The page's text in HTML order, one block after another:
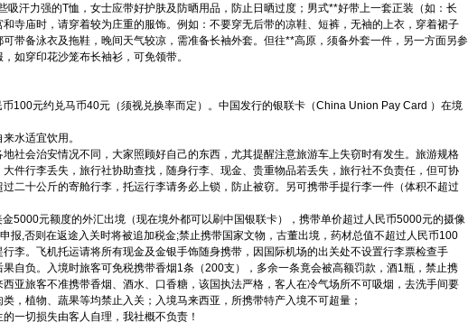
汗力强的T恤，女士应带好护肤及防晒用品，防止日晒过度；男式**好带上一套正装（如：长
寺庙时，请穿着较为庄重的服饰。例如：不要穿无后带的凉鞋、短裤，无袖的上衣，穿着裙子
带备泳衣及拖鞋，晚间天气较凉，需准备长袖外套。但往**高原，须备外套一件，另一方面另参
如穿印花沙笼布长袖衫，可免领带。
100元约兑马币40元（须视兑换率而定）。中国发行的银联卡（China Union Pay Card ）在境
水适宜饮用。
社会治安情况不同，大家照顾好自己的东西，尤其提醒注意旅游车上失窃时有发生。旅游规格
件行李丢失，旅行社协助查找，随身行李、现金、贵重物品若丢失，旅行社不负责任，但可协
二十公斤的寄舱行李，托运行李请务必上锁，防止被窃。另可携带手提行李一件（体积不超过
5000元额度的外汇出境（现在境外都可以刷中国银联卡），携带单价超过人民币5000元的摄像
报,否则在返途入关时将被追加税金;禁止携带国家文物，古董出境，药材总值不超过人民币100
李。飞机托运请将所有现金及金银手饰随身携带，因国际机场的出关处不设置行李票检查手
自负。入境时旅客可免税携带香烟1条（200支），多余一条竟会被高额罚款，酒1瓶，禁止携
亚旅客不准携带香烟、酒水、口香糖，该国执法严格，客人在冷气场所不可吸烟，去洗手间要
，植物、蔬果等均禁止入关；入境马来西亚，所携带特产入境不可超量；
一切损失由客人自理，我社概不负责！